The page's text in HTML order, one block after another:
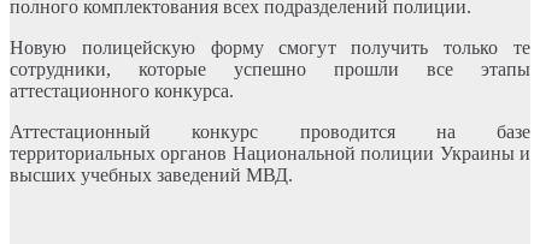
полного комплектования всех подразделений полиции.
Новую полицейскую форму смогут получить только те
сотрудники, которые успешно прошли все этапы
аттестационного конкурса.
Аттестационный конкурс проводится на базе
территориальных органов Национальной полиции Украины и
высших учебных заведений МВД.